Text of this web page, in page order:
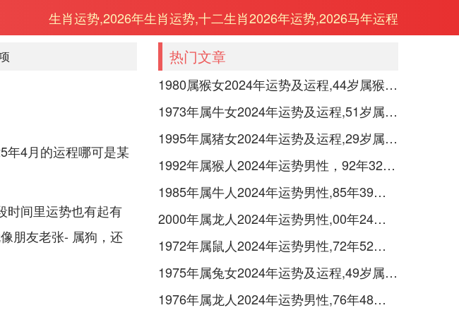
生肖运势,2026年生肖运势,十二生肖2026年运势,2026马年运程
年4月的运程哪可是某
时间里运势也有起有
朋友老张- 属狗，还
热门文章
1980属猴女2024年运势及运程,44岁属猴人2024全年每月运势女性如何
1973年属牛女2024年运势及运程,51岁属牛人2024全年每月运势女性如何
1995年属猪女2024年运势及运程,29岁属猪人2024全年每月运势女性如何
1992年属猴人2024年运势男性，92年32岁属猴男2024年每月运程怎么样
1985年属牛人2024年运势男性,85年39岁属牛男2024年每月运程怎么样
2000年属龙人2024年运势男性,00年24岁属龙男2024年每月运程怎么样
1972年属鼠人2024年运势男性,72年52岁属鼠男2024年每月运程怎么样
1975年属兔女2024年运势及运程,49岁属兔人2024全年每月运势女性如何
1976年属龙人2024年运势男性,76年48岁属龙男2024年每月运程怎么样